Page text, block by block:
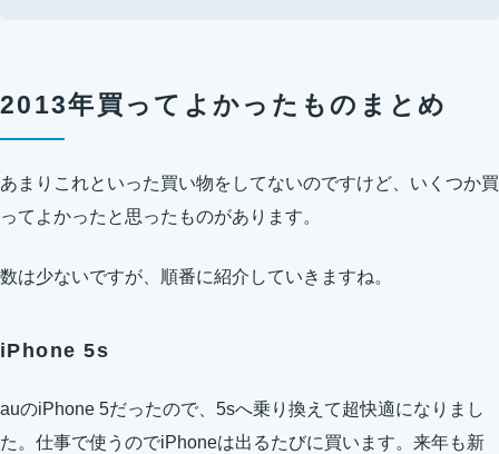
2013年買ってよかったものまとめ
あまりこれといった買い物をしてないのですけど、いくつか買
ってよかったと思ったものがあります。
数は少ないですが、順番に紹介していきますね。
iPhone 5s
auのiPhone 5だったので、5sへ乗り換えて超快適になりまし
た。仕事で使うのでiPhoneは出るたびに買います。来年も新